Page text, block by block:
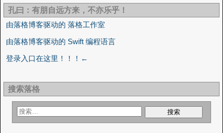
孔曰：有朋自远方来，不亦乐乎！
由落格博客驱动的 落格工作室
由落格博客驱动的 Swift 编程语言
登录入口在这里！！！←
搜索落格